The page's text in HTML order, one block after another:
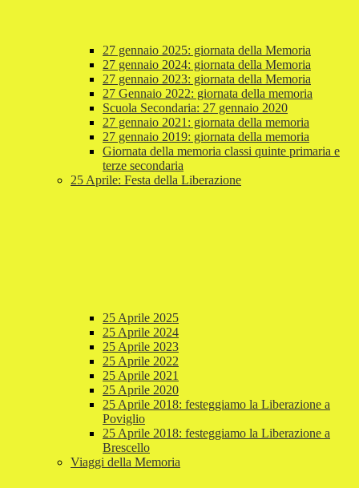
27 gennaio 2025: giornata della Memoria
27 gennaio 2024: giornata della Memoria
27 gennaio 2023: giornata della Memoria
27 Gennaio 2022: giornata della memoria
Scuola Secondaria: 27 gennaio 2020
27 gennaio 2021: giornata della memoria
27 gennaio 2019: giornata della memoria
Giornata della memoria classi quinte primaria e
terze secondaria
25 Aprile: Festa della Liberazione
25 Aprile 2025
25 Aprile 2024
25 Aprile 2023
25 Aprile 2022
25 Aprile 2021
25 Aprile 2020
25 Aprile 2018: festeggiamo la Liberazione a
Poviglio
25 Aprile 2018: festeggiamo la Liberazione a
Brescello
Viaggi della Memoria